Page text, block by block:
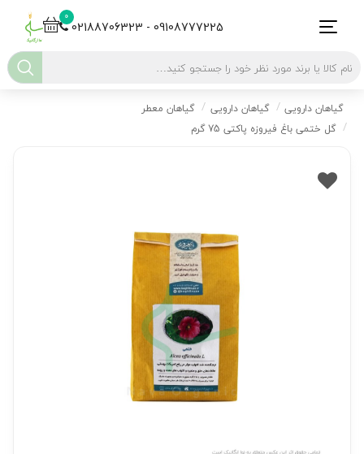
0
02188706323 - 09108777225
گیاهان دارویی گیاهان دارویی
گیاهان معطر
گل ختمی باغ فیروزه پاکتی 75 گرم